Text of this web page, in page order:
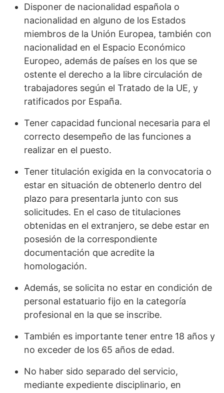
Disponer de nacionalidad española o
nacionalidad en alguno de los Estados
miembros de la Unión Europea, también con
nacionalidad en el Espacio Económico
Europeo, además de países en los que se
ostente el derecho a la libre circulación de
trabajadores según el Tratado de la UE, y
ratificados por España.
Tener capacidad funcional necesaria para el
correcto desempeño de las funciones a
realizar en el puesto.
Tener titulación exigida en la convocatoria o
estar en situación de obtenerlo dentro del
plazo para presentarla junto con sus
solicitudes. En el caso de titulaciones
obtenidas en el extranjero, se debe estar en
posesión de la correspondiente
documentación que acredite la
homologación.
Además, se solicita no estar en condición de
personal estatuario fijo en la categoría
profesional en la que se inscribe.
También es importante tener entre 18 años y
no exceder de los 65 años de edad.
No haber sido separado del servicio,
mediante expediente disciplinario, en